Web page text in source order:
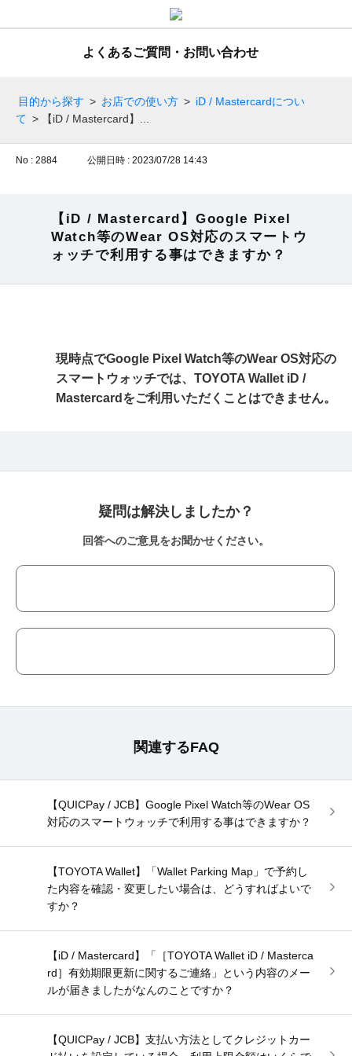
よくあるご質問・お問い合わせ
目的から探す > お店での使い方 > iD / Mastercardについ
て > 【iD / Mastercard】...
No : 2884 公開日時 : 2023/07/28 14:43
【iD / Mastercard】Google Pixel
Watch等のWear OS対応のスマートウ
ォッチで利用する事はできますか？
現時点でGoogle Pixel Watch等のWear OS対応の
スマートウォッチでは、TOYOTA Wallet iD /
Mastercardをご利用いただくことはできません。
疑問は解決しましたか？
回答へのご意見をお聞かせください。
関連するFAQ
【QUICPay / JCB】Google Pixel Watch等のWear OS
対応のスマートウォッチで利用する事はできますか？
【TOYOTA Wallet】「Wallet Parking Map」で予約し
た内容を確認・変更したい場合は、どうすればよいで
すか？
【iD / Mastercard】「［TOYOTA Wallet iD / Masterca
rd］有効期限更新に関するご連絡」という内容のメー
ルが届きましたがなんのことですか？
【QUICPay / JCB】支払い方法としてクレジットカー